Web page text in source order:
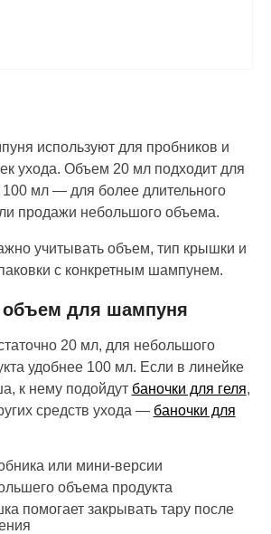
используют для пробников и
ухода. Объем 20 мл подходит для
мл — для более длительного
продажи небольшого объема.
учитывать объем, тип крышки и
с конкретным шампунем.
объем для шампуня
20 мл, для небольшого
удобнее 100 мл. Если в линейке
к нему подойдут баночки для геля,
средств ухода — баночки для
или мини-версии
объема продукта
помогает закрывать тару после